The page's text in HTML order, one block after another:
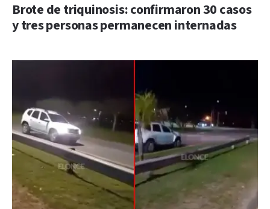
Brote de triquinosis: confirmaron 30 casos
y tres personas permanecen internadas